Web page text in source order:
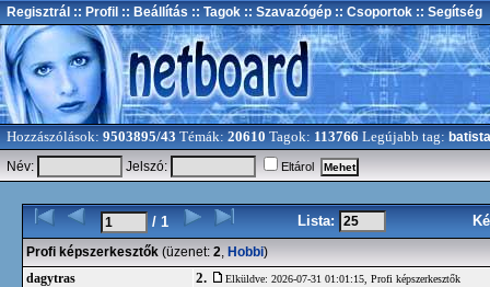
Regisztrál :: Profil :: Beállítás :: Tagok :: Szavazógép :: Csoportok :: Segítség
Hozzászólások: 9503895/43 Témák: 20610 Tagok: 113766 Legújabb tag: batista
Név:
Jelszó: Eltárol
/ 1 Lista:
Profi képszerkesztők (üzenet: 2, Hobbi)
dagytras 2. Elküldve: 2026-07-31 01:01:15, Profi képszerkesztők